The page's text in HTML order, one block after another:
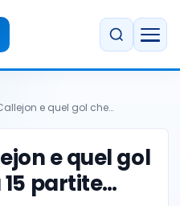
e quel gol che…
e quel gol
partite…